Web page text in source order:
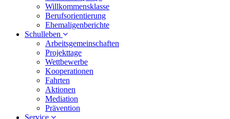
Willkommensklasse
Berufsorientierung
Ehemaligenberichte
Schulleben
Arbeitsgemeinschaften
Projekttage
Wettbewerbe
Kooperationen
Fahrten
Aktionen
Mediation
Prävention
Service